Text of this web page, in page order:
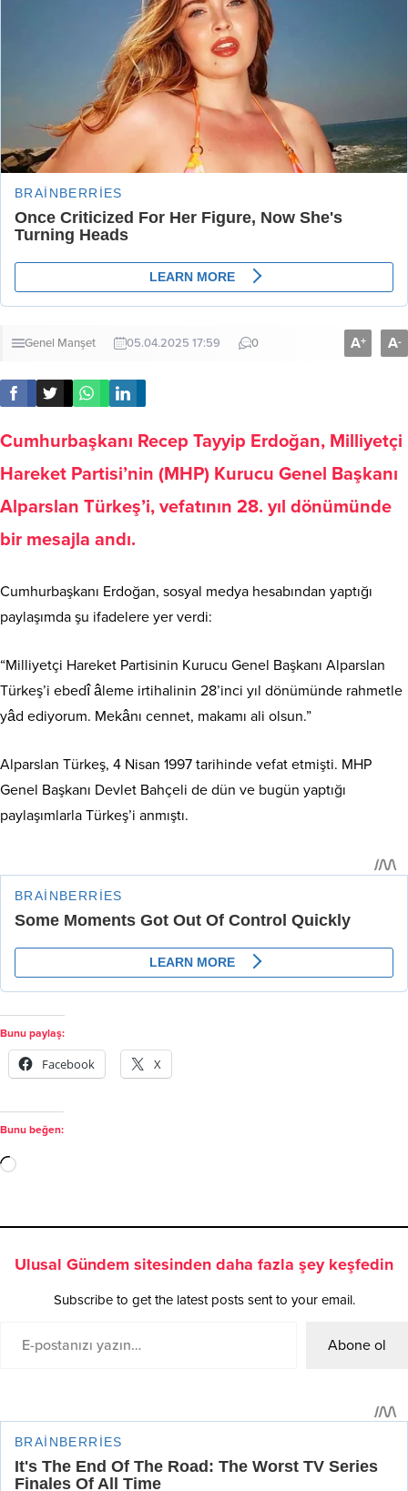
Genel Manşet 05.04.2025 17:59 0 A+ A-
Cumhurbaşkanı Recep Tayyip Erdoğan, Milliyetçi
Hareket Partisi’nin (MHP) Kurucu Genel Başkanı
Alparslan Türkeş’i, vefatının 28. yıl dönümünde
bir mesajla andı.
Cumhurbaşkanı Erdoğan, sosyal medya hesabından yaptığı
paylaşımda şu ifadelere yer verdi:
“Milliyetçi Hareket Partisinin Kurucu Genel Başkanı Alparslan
Türkeş’i ebedî âleme irtihalinin 28’inci yıl dönümünde rahmetle
yâd ediyorum. Mekânı cennet, makamı ali olsun.”
Alparslan Türkeş, 4 Nisan 1997 tarihinde vefat etmişti. MHP
Genel Başkanı Devlet Bahçeli de dün ve bugün yaptığı
paylaşımlarla Türkeş’i anmıştı.
Bunu paylaş:
Facebook X
Bunu beğen:
Ulusal Gündem sitesinden daha fazla şey keşfedin
Subscribe to get the latest posts sent to your email.
Abone ol